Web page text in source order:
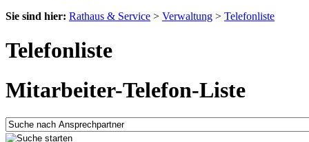
Sie sind hier: Rathaus & Service > Verwaltung > Telefonliste
Telefonliste
Mitarbeiter-Telefon-Liste